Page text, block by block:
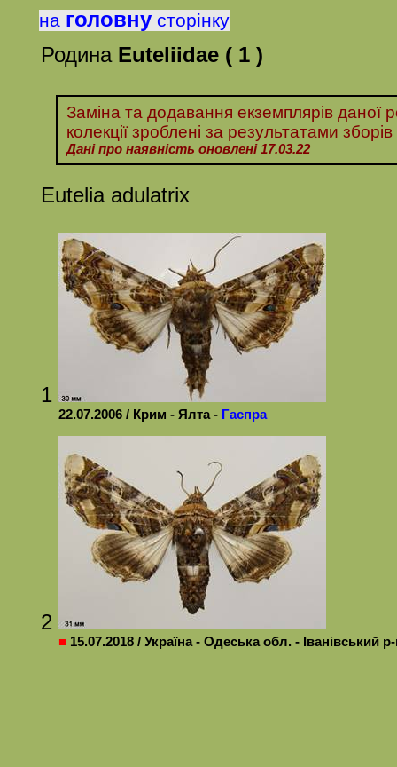
на головну сторінку
РодинаEuteliidae ( 1 )
Заміна та додавання екземплярів даної
колекції зроблені за результатами зборів
Дані про наявність оновлені 17.03.22
Eutelia adulatrix
1
22.07.2006 / Крим - Ялта - Гаспра
2
■ 15.07.2018 / Україна - Одеська обл. - Іванівський